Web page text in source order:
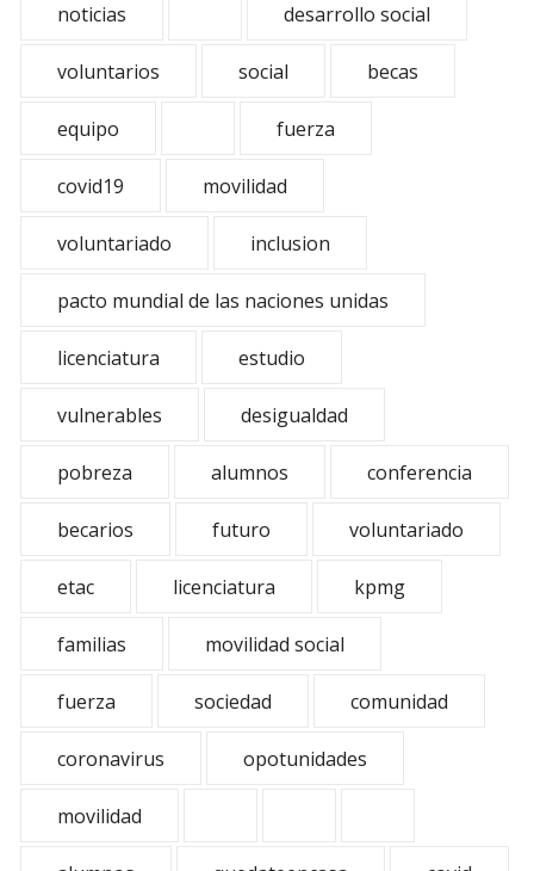
noticias desarrollo social
voluntarios social becas
equipo fuerza
covid19 movilidad
voluntariado inclusion
pacto mundial de las naciones unidas
licenciatura estudio
vulnerables desigualdad
pobreza alumnos conferencia
becarios futuro voluntariado
etac licenciatura kpmg
familias movilidad social
fuerza sociedad comunidad
coronavirus opotunidades
movilidad